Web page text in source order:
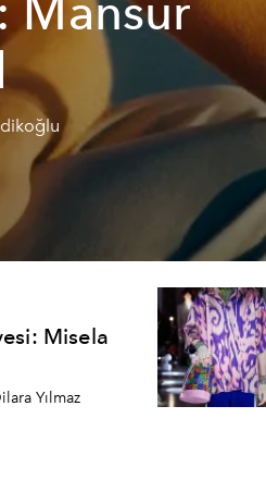
Mansur
Misela
Yılmaz